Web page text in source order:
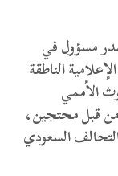
مسؤول في
الناطقة
الأممي
قبل محتجين،
السعودي